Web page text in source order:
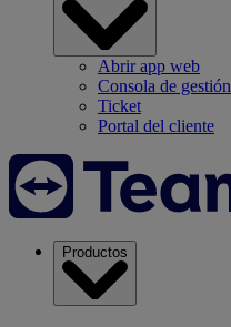
Abrir app web
Consola de gestión
Ticket
Portal del cliente
Productos